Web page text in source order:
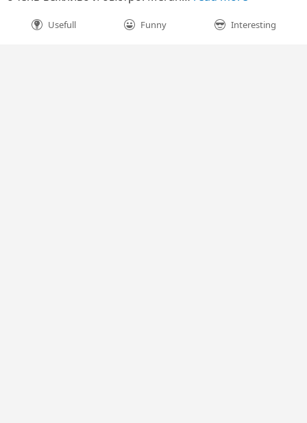
Usefull Funny Interesting